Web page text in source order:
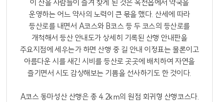
이 산을 사람들이 즐겨 찾게 된 것은 옥천읍에서 약국을
운영하는 어느 약사의 노력이 큰 몫을 했다. 산세에 따라
등산로를 내면서 A코스와 B코스 등 두 코스의 등산로를
개척해서 등산 안내도가 상세히 기록된 산행 안내판을
주요지점에 세우는가 하면 산행 중 길 안내 이정표는 물론이고
아름다운 시를 새긴 시비를 등산로 곳곳에 배치하여 자연을
즐기면서 시도 감상해보는 기쁨을 선사하기도 한 것이다.
A코스 동마성산 산행은 총 4.2km의 원점 회귀형 산행코스다.